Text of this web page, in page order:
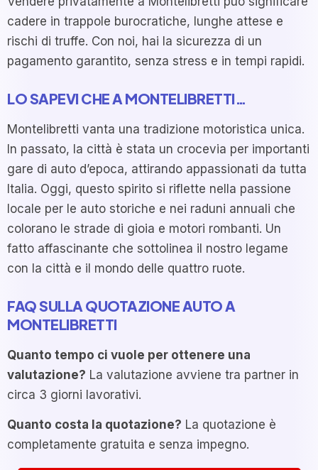
cadere in trappole burocratiche, lunghe attese e
rischi di truffe. Con noi, hai la sicurezza di un
pagamento garantito, senza stress e in tempi rapidi.
LO SAPEVI CHE A MONTELIBRETTI…
Montelibretti vanta una tradizione motoristica unica.
In passato, la città è stata un crocevia per importanti
gare di auto d’epoca, attirando appassionati da tutta
Italia. Oggi, questo spirito si riflette nella passione
locale per le auto storiche e nei raduni annuali che
colorano le strade di gioia e motori rombanti. Un
fatto affascinante che sottolinea il nostro legame
con la città e il mondo delle quattro ruote.
FAQ SULLA QUOTAZIONE AUTO A
MONTELIBRETTI
Quanto tempo ci vuole per ottenere una
valutazione? La valutazione avviene tra partner in
circa 3 giorni lavorativi.
Quanto costa la quotazione? La quotazione è
completamente gratuita e senza impegno.